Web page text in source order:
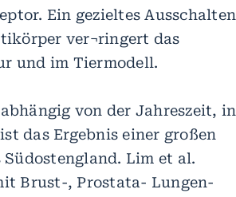
Ein gezieltes Ausschalten
ver¬ringert das
und im Tiermodell.
von der Jahreszeit, in
das Ergebnis einer großen
Lim et al.
Brust-, Prostata- Lungen-